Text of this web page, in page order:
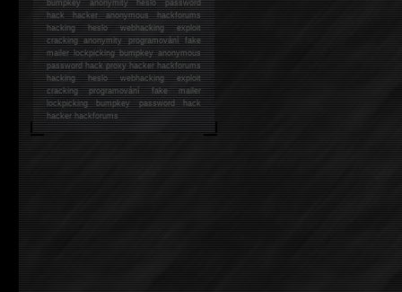
bumpkey anonymity heslo password
hackhacker anonymous hackforums
hackingheslo webhacking exploit
cracking anonymity programování fake
mailer lockpicking bumpkey anonymous
password hack proxy hacker hackforums
hacking heslo webhacking exploit
cracking programování fake mailer
lockpicking bumpkey password hack
hackerhackforums